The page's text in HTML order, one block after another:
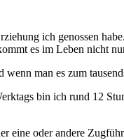
ich genossen
es im Leben nicht
man es zum
bin ich rund 12
eine oder andere